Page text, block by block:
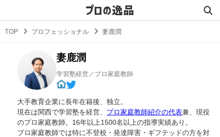
プロの逸品
TOP プロフェッショナル 妻鹿潤
妻鹿潤
学習塾経営／プロ家庭教師
大手教育企業に長年在籍後、独立。
現在は関西で学習塾を経営、 プロ家庭教師紹介の代表兼、現役
のプロ家庭教師。16年以上1500名以上の指導実績あり。
プロ家庭教師では特に不登校・発達障害・ギフテッドの方を対